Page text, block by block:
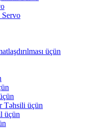
Servo
üçün
Təhsili üçün
üçün